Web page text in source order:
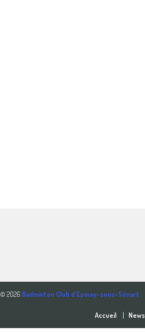
© 2026 Badminton Club d'Epinay-sous-Sénart
Accueil News